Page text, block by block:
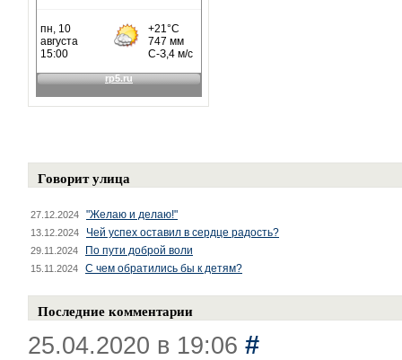
Говорит улица
27.12.2024 "Желаю и делаю!"
13.12.2024 Чей успех оставил в сердце радость?
29.11.2024 По пути доброй воли
15.11.2024 С чем обратились бы к детям?
Последние комментарии
25.04.2020 в 19:06 #